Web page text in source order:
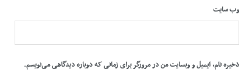
وب‌ سایت
ذخیره نام، ایمیل و وبسایت من در مرورگر برای زمانی که دوباره دیدگاهی می‌نویسم.